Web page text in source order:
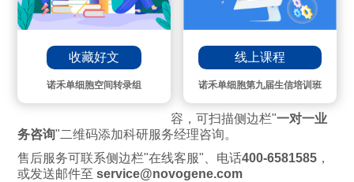
收藏好文
诺禾单细胞空间转录组
线上课程
诺禾单细胞第九届生信培训班
容，可扫描侧边栏"一对一业
务咨询"二维码添加科研服务经理咨询。
售后服务可联系侧边栏"在线客服"、电话400-6581585 ，
或发送邮件至service@novogene.com